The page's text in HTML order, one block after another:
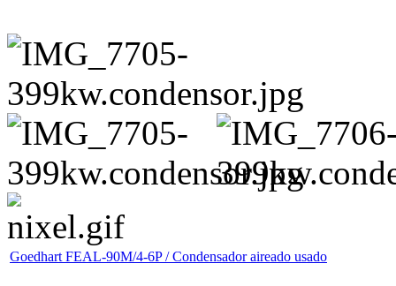
Goedhart FEAL-90M/4-6P / Condensador aireado usado